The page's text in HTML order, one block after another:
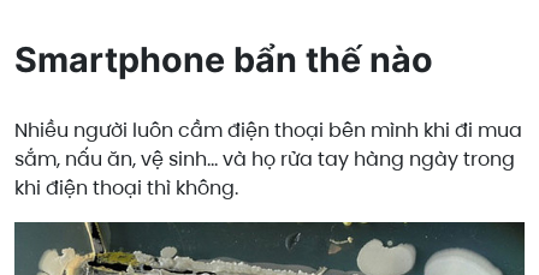
Smartphone bẩn thế nào
Nhiều người luôn cầm điện thoại bên mình khi đi mua
sắm, nấu ăn, vệ sinh... và họ rửa tay hàng ngày trong
khi điện thoại thì không.